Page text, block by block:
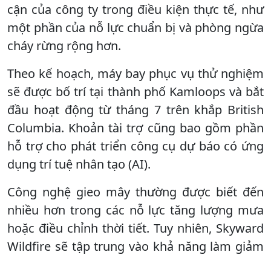
cận của công ty trong điều kiện thực tế, như
một phần của nỗ lực chuẩn bị và phòng ngừa
cháy rừng rộng hơn.
Theo kế hoạch, máy bay phục vụ thử nghiệm
sẽ được bố trí tại thành phố Kamloops và bắt
đầu hoạt động từ tháng 7 trên khắp British
Columbia. Khoản tài trợ cũng bao gồm phần
hỗ trợ cho phát triển công cụ dự báo có ứng
dụng trí tuệ nhân tạo (AI).
Công nghệ gieo mây thường được biết đến
nhiều hơn trong các nỗ lực tăng lượng mưa
hoặc điều chỉnh thời tiết. Tuy nhiên, Skyward
Wildfire sẽ tập trung vào khả năng làm giảm